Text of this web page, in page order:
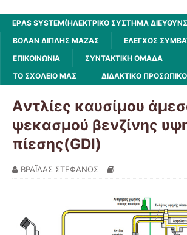
EPΑS SYSTEM(ΗΛΕΚΤΡΙΚΟ ΣΥΣΤΗΜΑ
ΒΟΛΆΝ ΔΙΠΛΉΣ ΜΆΖΑΣ
ΈΛΕΓΧΟΣ
ΕΠΙΚΟΙΝΩΝΙΑ
ΣΥΝΤΑΚΤΙΚΗ ΟΜΑΔΑ
ΤΟ ΣΧΟΛΕΙΟ ΜΑΣ
ΔΙΔΑΚΤΙΚΟ ΠΡΟΣΩΠΙΚΟ
Aντλίες καυσίμου
ψεκασμού βενζίνης
πίεσης(GDI)
ΒΡΑΪΛΑΣ ΣΤΕΦΑΝΟΣ